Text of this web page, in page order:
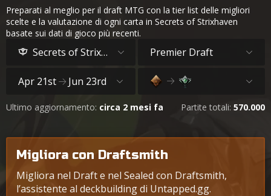
Preparati al meglio per il draft MTG con la tier list delle migliori
scelte e la valutazione di ogni carta in Secrets of Strixhaven
basate sui dati di gioco più recenti.
Secrets of Strixhaven Premier Draft
Apr 21st Jun 23rd
Ultimo aggiornamento: circa 2 mesi fa Partite totali: 570.000
Migliora con Draftsmith
Migliora nel Draft e nel Sealed con Draftsmith,
l’assistente al deckbuilding di Untapped.gg.